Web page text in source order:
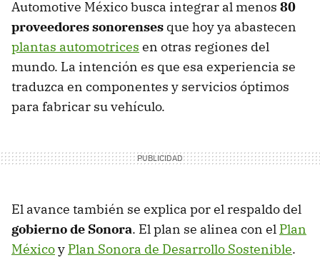
Automotive México busca integrar al menos 80
proveedores sonorenses que hoy ya abastecen
plantas automotrices en otras regiones del
mundo. La intención es que esa experiencia se
traduzca en componentes y servicios óptimos
para fabricar su vehículo.
El avance también se explica por el respaldo del
gobierno de Sonora. El plan se alinea con el Plan
Méxicoy Plan Sonora de Desarrollo Sostenible.